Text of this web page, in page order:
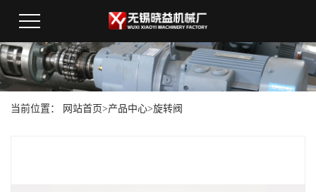
当前位置： 网站首页>产品中心>旋转阀